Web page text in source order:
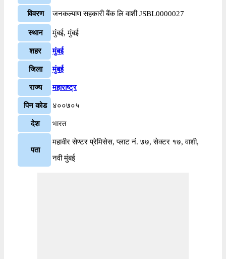
विवरण जनकल्याण सहकारी बैंक लि वाशी JSBL0000027
स्थान मुंबई, मुंबई
शहर मुंबई
जिला मुंबई
राज्य महाराष्ट्र
पिन कोड ४००७०५
देश भारत
पता
महावीर सेण्टर प्रेमिसेस, प्लाट नं. ७७, सेक्टर १७, वाशी,
नवी मुंबई